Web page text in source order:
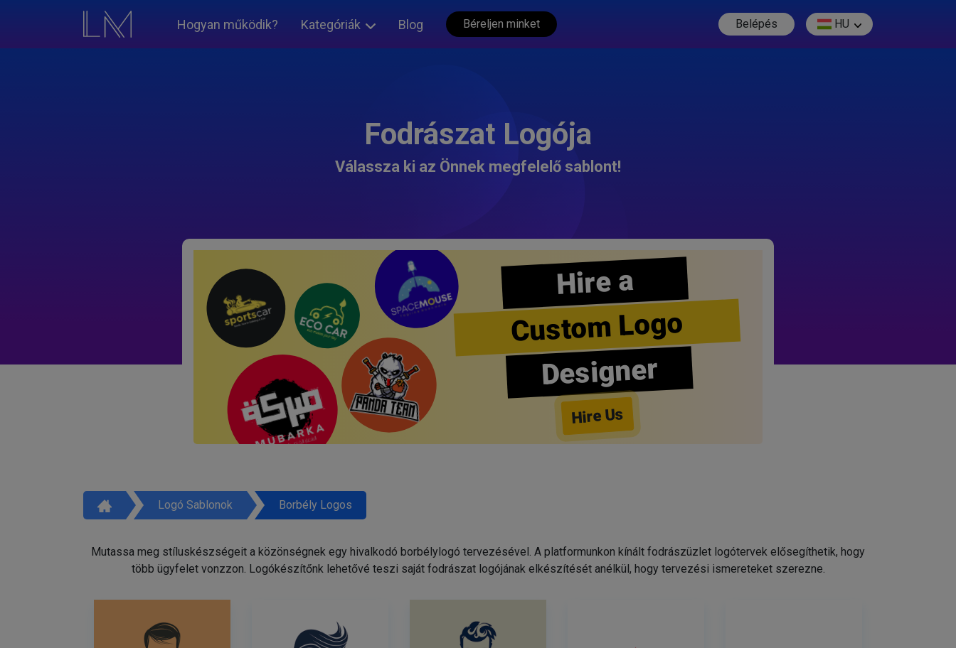
Hogyan működik? Kategóriák Blog Béreljen minket Belépés HU
Fodrászat Logója
Válassza ki az Önnek megfelelő sablont!
Hire a
Custom Logo
Designer
Hire Us
Logó Sablonok Borbély Logos
Mutassa meg stíluskészségeit a közönségnek egy hivalkodó borbélylogó tervezésével. A platformunkon kínált fodrászüzlet logótervek elősegíthetik, hogy
több ügyfelet vonzzon. Logókészítőnk lehetővé teszi saját fodrászat logójának elkészítését anélkül, hogy tervezési ismereteket szerezne.